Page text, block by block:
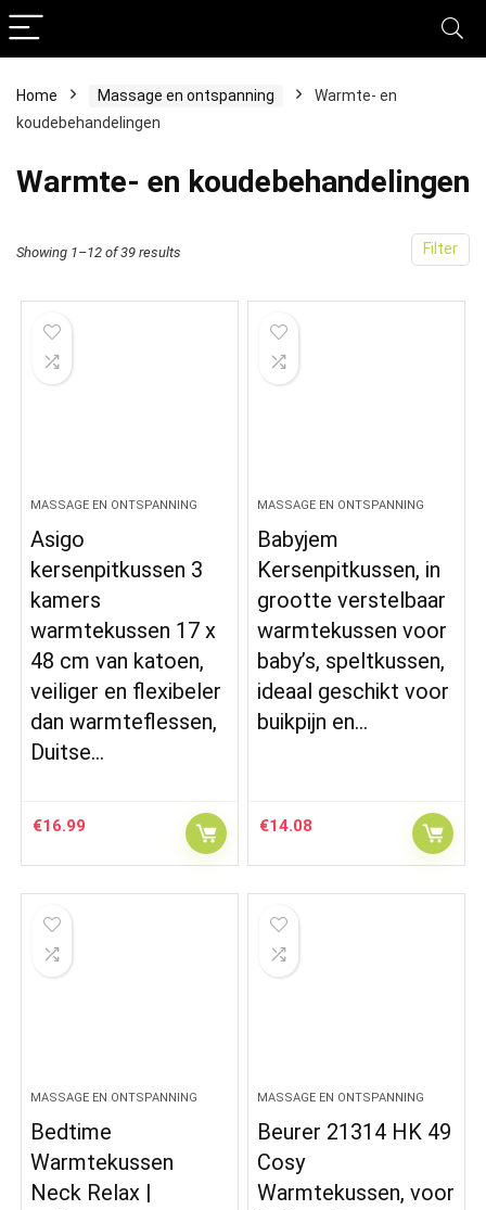
Home Massage en ontspanning
Warmte- en
koudebehandelingen
Warmte- en koudebehandelingen
Filter
Showing 1–12 of 39 results
MASSAGE EN ONTSPANNING
Asigo
kersenpitkussen 3
kamers
warmtekussen 17 x
48 cm van katoen,
veiliger en flexibeler
dan warmteflessen,
Duitse…
€16.99
MASSAGE EN ONTSPANNING
Babyjem
Kersenpitkussen, in
grootte verstelbaar
warmtekussen voor
baby’s, speltkussen,
ideaal geschikt voor
buikpijn en…
€14.08
MASSAGE EN ONTSPANNING
Bedtime
Warmtekussen
Neck Relax |
MASSAGE EN ONTSPANNING
Beurer 21314 HK 49
Cosy
Warmtekussen, voor